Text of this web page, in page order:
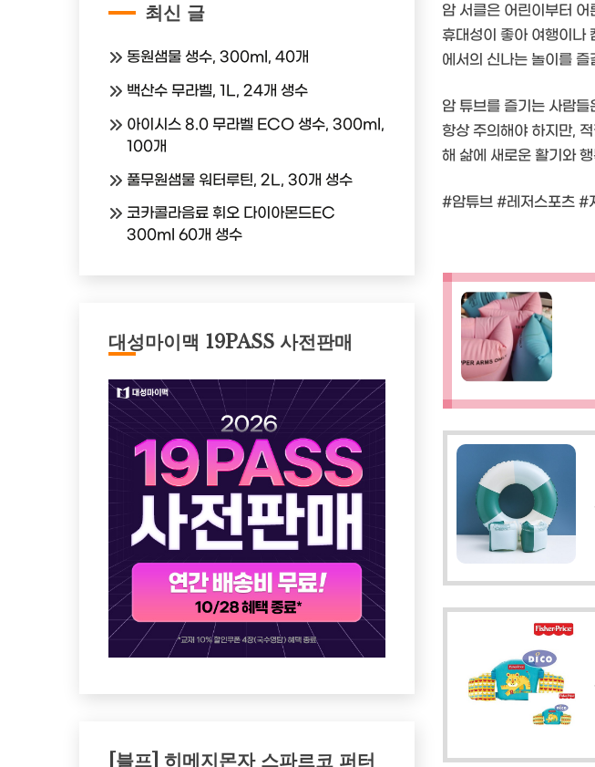
암 서클은 어린이부터
휴대성이 좋아 여행이나
에서의 신나는 놀이를 즐
암 튜브를 즐기는 사람
항상 주의해야 하지만,
해 삶에 새로운 활기와
#암튜브 #레저스포츠 #
최신 글
동원샘물 생수, 300ml, 40개
백산수 무라벨, 1L, 24개 생수
아이시스 8.0 무라벨 ECO 생수, 300ml,
100개
풀무원샘물 워터루틴, 2L, 30개 생수
코카콜라음료 휘오 다이아몬드EC
300ml 60개 생수
대성마이맥 19PASS 사전판매
[블프] 히메지몬자 스파르코 퍼터